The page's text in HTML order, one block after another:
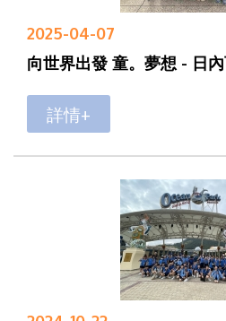
2025-04-07
向世界出發 童。夢想 - 日內
詳情+